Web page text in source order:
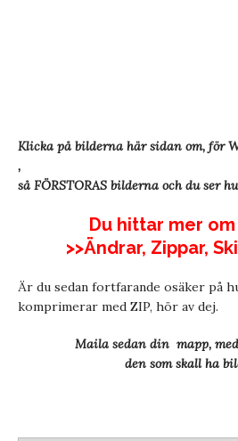
Klicka på bilderna här sidan om, för
,
så FÖRSTORAS bilderna och du ser
Du hittar mer
>>Ändrar, Zippar,
Är du sedan fortfarande osäker på
komprimerar med ZIP, hör av dej.
Maila sedan din mapp,
den som skall ha